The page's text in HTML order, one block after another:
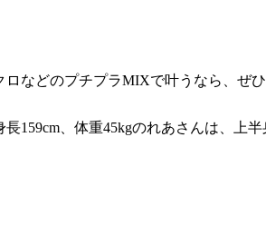
などのプチプラMIXで叶うなら、ぜひ
159cm、体重45kgのれあさんは、上